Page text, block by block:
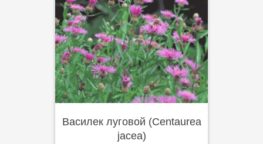
Василек луговой (Centaurea
jacea)